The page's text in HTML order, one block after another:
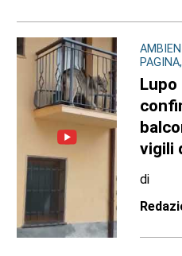
Lupo
vigili
di